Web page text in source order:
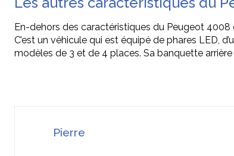
En-dehors des caractéristiques du Peugeot 4008
C’est un véhicule qui est équipé de phares LED,
modèles de 3 et de 4 places. Sa banquette
Pierre